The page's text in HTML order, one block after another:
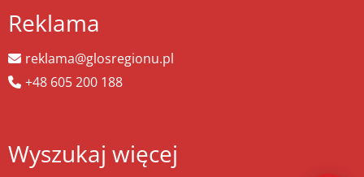
Reklama
reklama@glosregionu.pl
+48 605 200 188
Wyszukaj więcej